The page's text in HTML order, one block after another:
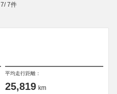
7/7件
平均走行距離：
25,819 km